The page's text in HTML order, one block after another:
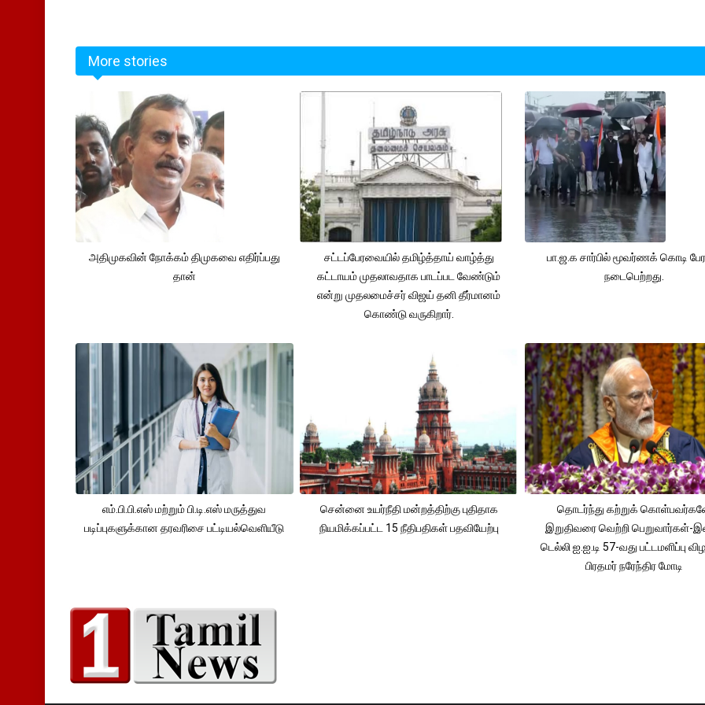
More stories
அதிமுகவின் நோக்கம் திமுகவை எதிர்ப்பது
தான்
சட்டப்பேரவையில் தமிழ்த்தாய் வாழ்த்து
கட்டாயம் முதலாவதாக பாடப்பட வேண்டும்
என்று முதலமைச்சர் விஜய் தனி தீர்மானம்
கொண்டு வருகிறார்.
பா.ஜ.க சார்பில் மூவர்ணக் கொடி
நடைபெற்றது.
எம்.பி.பி.எஸ் மற்றும் பி.டி.எஸ் மருத்துவ
படிப்புகளுக்கான தரவரிசை பட்டியல்வெளியீடு
சென்னை உயர்நீதி மன்றத்திற்கு புதிதாக
நியமிக்கப்பட்ட 15 நீதிபதிகள் பதவியேற்பு
தொடர்ந்து கற்றுக்
இறுதிவரை வெற்றி பெறுவார்கள்-
டெல்லி ஐ.ஐ.டி 57-வது பட்டமளிப்பு
பிரதமர் நரேந்திர மோடி